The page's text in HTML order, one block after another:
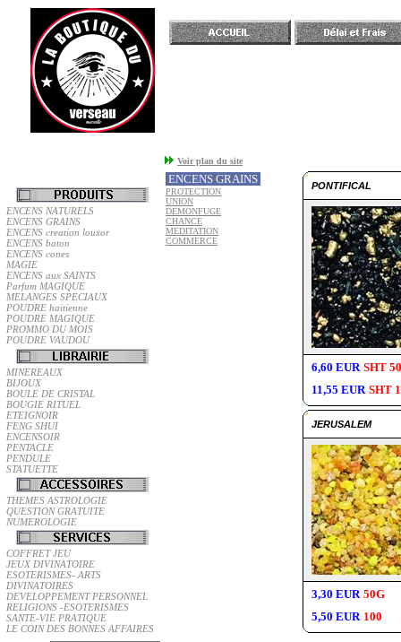
ENCENS NATURELS
ENCENS GRAINS
ENCENS creation louxor
ENCENS baton
ENCENS cones
MAGIE
ENCENS aux SAINTS
Parfum MAGIQUE
MELANGES SPECIAUX
POUDRE haitienne
POUDRE MAGIQUE
PROMMO DU MOIS
POUDRE VAUDOU
MINEREAUX
BIJOUX
BOULE DE CRISTAL
BOUGIE RITUEL
ETEIGNOIR
FENG SHUI
ENCENSOIR
PENTACLE
PENDULE
STATUETTE
THEMES ASTROLOGIE
QUESTION GRATUITE
NUMEROLOGIE
COFFRET JEU
JEUX DIVINATOIRE
ESOTERISMES- ARTS
DIVINATOIRES
DEVELOPPEMENT PERSONNEL
RELIGIONS -ESOTERISMES
SANTE-VIE PRATIQUE
LE COIN DES BONNES AFFAIRES
Voir plan du site
ENCENS GRAINS
PROTECTION
UNION
DEMONFUGE
CHANCE
MEDITATION
COMMERCE
PONTIFICAL
6,60 EUR SHT
11,55 EUR SHT
JERUSALEM
3,30 EUR 50G
5,50 EUR 100